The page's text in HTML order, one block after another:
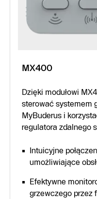
MX400
Dzięki modułowi
sterować systemem
MyBuderus i
regulatora zdalnego
Intuicyjne
umożliwiające
Efektywne
grzewczego przez